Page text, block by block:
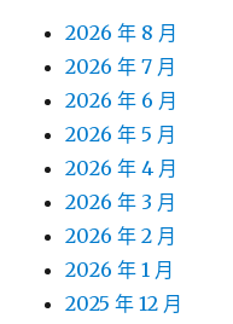
2026 年 8 月
2026 年 7 月
2026 年 6 月
2026 年 5 月
2026 年 4 月
2026 年 3 月
2026 年 2 月
2026 年 1 月
2025 年 12 月